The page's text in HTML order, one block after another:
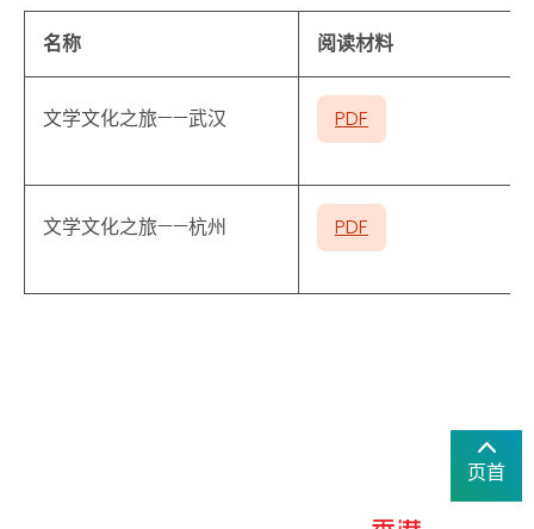
名称 阅读材料
文学文化之旅——武汉 PDF
文学文化之旅——杭州 PDF
页首